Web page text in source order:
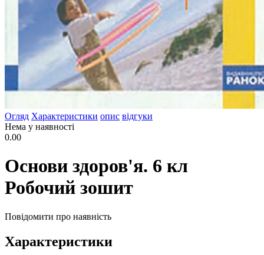
Огляд Характеристики опис відгуки
Нема у наявності
0.00
Основи здоров'я. 6 кл
Робочий зошит
Повідомити про наявність
Характеристики